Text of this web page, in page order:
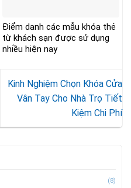
Điểm danh các mẫu khóa thẻ
từ khách sạn được sử dụng
nhiều hiện nay
Kinh Nghiệm Chọn Khóa Cửa
Vân Tay Cho Nhà Trọ Tiết
Kiệm Chi Phí
(8)